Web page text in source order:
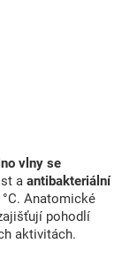
vlny se
a antibakteriální
Anatomické
pohodlí
aktivitách.